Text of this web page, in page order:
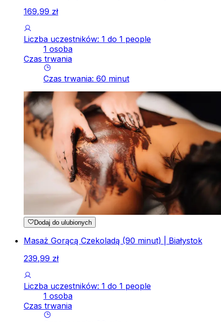
169,99 zł
Liczba uczestników: 1 do 1 people
1 osoba
Czas trwania
Czas trwania: 60 minut
Dodaj do ulubionych
Masaż Gorącą Czekoladą (90 minut) | Białystok
239,99 zł
Liczba uczestników: 1 do 1 people
1 osoba
Czas trwania